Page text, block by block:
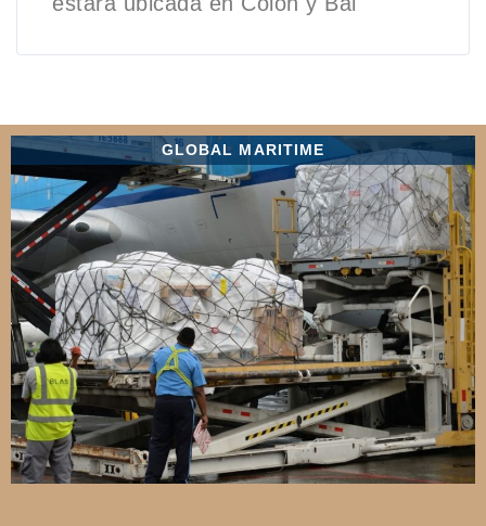
GLOBAL MARITIME